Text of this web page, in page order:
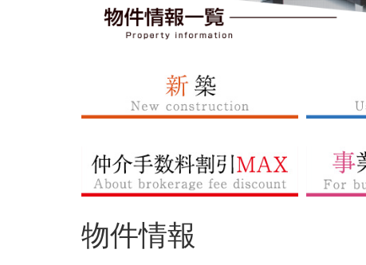
物件情報